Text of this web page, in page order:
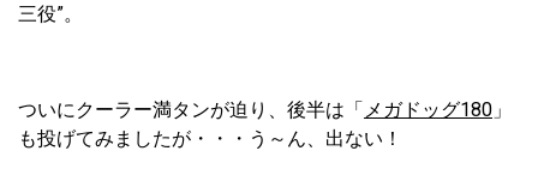
三役”。
ついにクーラー満タンが迫り、後半は「メガドッグ180 」
も投げてみましたが・・・う～ん、出ない！